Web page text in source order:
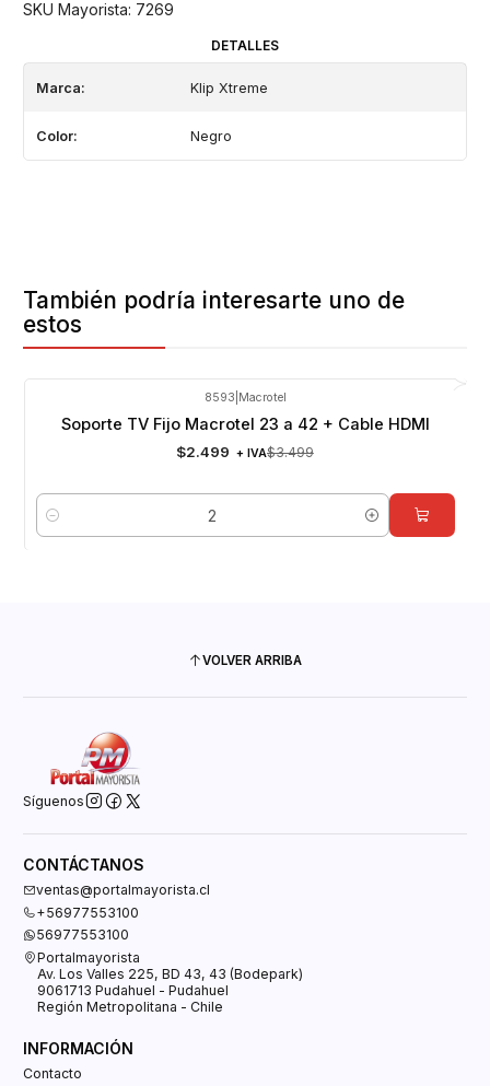
SKU Mayorista: 7269
DETALLES
Marca: Klip Xtreme
Color: Negro
También podría interesarte uno de
estos
8593 Macrotel
Soporte TV Fijo Macrotel 23 a 42 + Cable HDMI
$2.499 + IVA$3.499
Cantidad
VOLVER ARRIBA
Síguenos
CONTÁCTANOS
ventas@portalmayorista.cl
+56977553100
56977553100
Portalmayorista
Av. Los Valles 225, BD 43, 43 (Bodepark)
9061713 Pudahuel - Pudahuel
Región Metropolitana - Chile
INFORMACIÓN
Contacto